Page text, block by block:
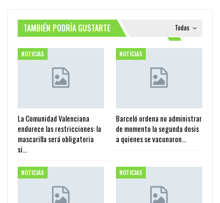
Todas
TAMBIÉN PODRÍA GUSTARTE
NOTICIAS
La Comunidad Valenciana
endurece las restricciones: la
mascarilla será obligatoria
si…
NOTICIAS
Barceló ordena no administrar
de momento la segunda dosis
a quienes se vacunaron…
NOTICIAS NOTICIAS